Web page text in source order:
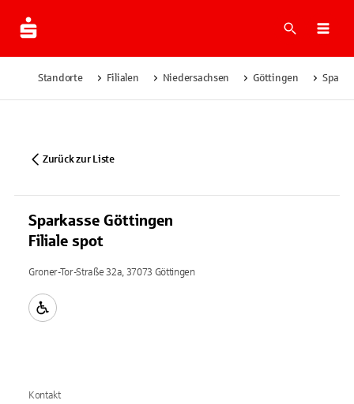
Suche
Standorte Filialen Niedersachsen Göttingen
Zurück zur Liste
Sparkasse Göttingen
Filiale spot
Groner-Tor-Straße 32a, 37073 Göttingen
Kontakt